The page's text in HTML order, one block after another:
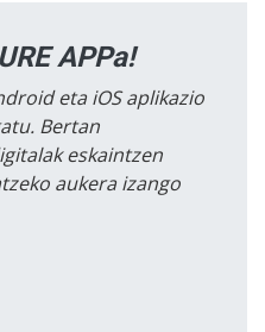
APPa!
eta iOS aplikazio
Bertan
eskaintzen
aukera izango